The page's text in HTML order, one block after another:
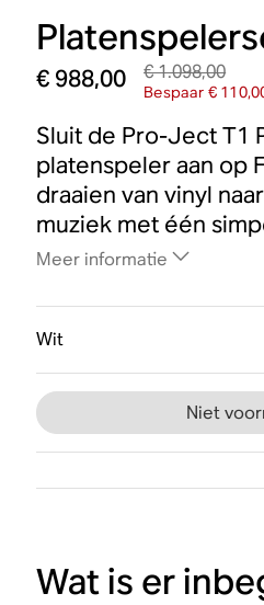
€ 988,00 € 1.098,00
Bespaar €
Sluit de Pro-Ject T1
platenspeler aan op
draaien van vinyl
muziek met één
Meer informatie
Wit
Niet
Wat is er